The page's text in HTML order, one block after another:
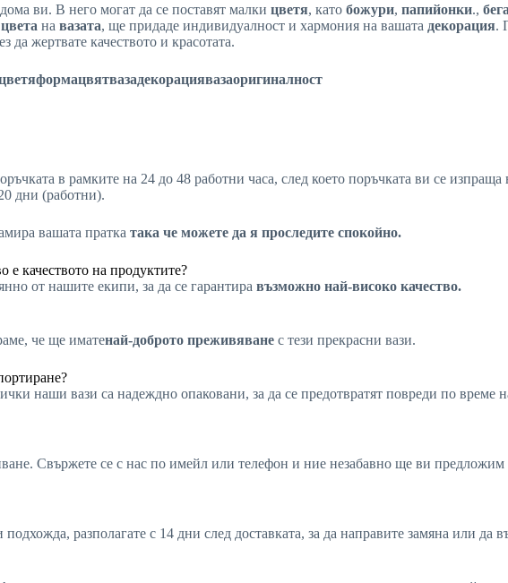
ви. В него могат да се поставят малки цветя, като божури, папийонки.,
цвета на вазата, ще придаде индивидуалност и хармония на вашата декорация.
да жертвате качеството и красотата.
формацвятвазадекорациявазаоригиналност
в рамките на 24 до 48 работни часа, след което поръчката ви се
дни (работни).
вашата пратка така че можете да я проследите спокойно.
е качеството на продуктите?
от нашите екипи, за да се гарантира възможно най-високо качество.
че ще иматенай-доброто преживяване с тези прекрасни вази.
наши вази са надеждно опаковани, за да се предотвратят повреди по време
Свържете се с нас по имейл или телефон и ние незабавно ще ви
разполагате с 14 дни след доставката, за да направите замяна или да